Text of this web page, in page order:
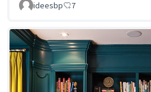
ideesbp 7